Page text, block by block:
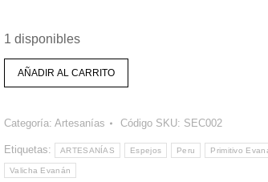
1 disponibles
AÑADIR AL CARRITO
Categoría: Artesanías Código SKU: SEC002
Etiquetas: ARTESANÍAS Espejos Peru Primitivo
Valicha Evanán